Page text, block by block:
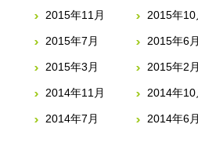
2015年11月 2015年10
2015年7月 2015年6月
2015年3月 2015年2月
2014年11月 2014年10
2014年7月 2014年6月